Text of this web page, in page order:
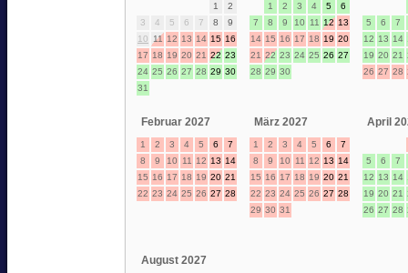
1
2
3
4 5 6 7 8
9
10
11 12 13 14 15 16
17 18 19 20 21 22 23
24 25 26 27 28 29 30
31
1 2 3 4 5
6
7
8 9 10 11 12 13
14 15 16 17 18 19 20
21 22 23 24 25 26 27
28 29 30
5 6
7
12 13 14
19 20 21
26 27 28
Februar 2027
1 2 3 4 5 6
7
8
9 10 11 12 13 14
15 16 17 18 19 20 21
22 23 24 25 26 27 28
März 2027
1 2 3 4 5 6
7
8
9 10 11 12 13 14
15 16 17 18 19 20 21
22 23 24 25 26 27 28
29 30 31
April
5 6
7
12 13 14
19 20 21
26 27 28
August 2027